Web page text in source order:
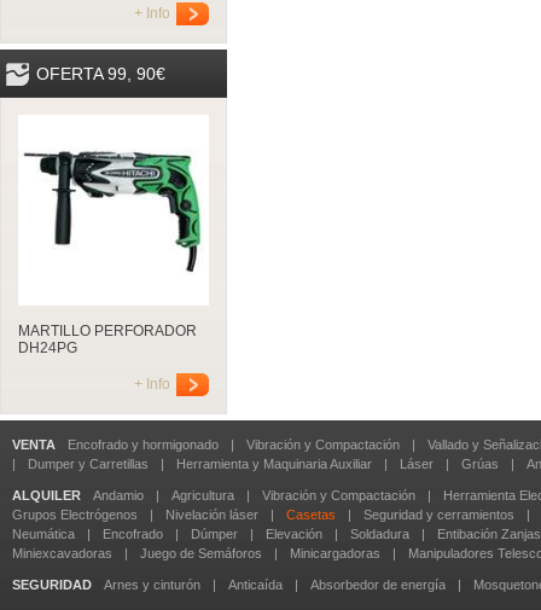
+ Info
OFERTA 99, 90€
MARTILLO PERFORADOR
DH24PG
+ Info
VENTA Encofrado y hormigonado | Vibración y Compactación |
Vallado y
|
Dumper y Carretillas | Herramienta y Maquinaria Auxiliar | Láser | Grúas |
ALQUILER Andamio | Agricultura | Vibración y Compactación |
Herramienta
Grupos Electrógenos
| Nivelación láser | Casetas | Seguridad y cerramientos
|
Neumática
| Encofrado | Dúmper | Elevación | Soldadura |
Entibación Zanjas
Miniexcavadoras
| Juego de Semáforos | Minicargadoras | Manipuladores
SEGURIDAD Arnes y cinturón | Anticaída | Absorbedor de energía |